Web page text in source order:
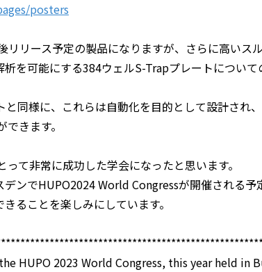
posters
リリース予定の製品になりますが、さらに高いス
析を可能にする384ウェルS-Trapプレートについて
と同様に、これらは自動化を目的として設計され
きます。
て非常に成功した学会になったと思います。
ンでHUPO2024 World Congressが開催される予
ることを楽しみにしています。
HUPO 2023 World Congress, this year held in